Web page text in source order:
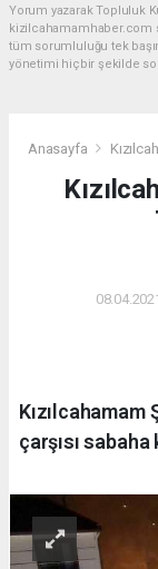
Yorum yazarak Topluluk
kizilcahamamhaber.com
tüm sorumluluğu tek
yönetimi hiçbir şekilde
Anasayfa
çarşısı sabaha